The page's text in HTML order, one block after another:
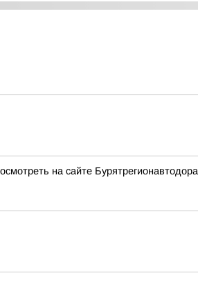
на сайте Бурятрегионавтодора